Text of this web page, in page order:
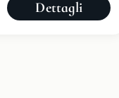
Dettagli